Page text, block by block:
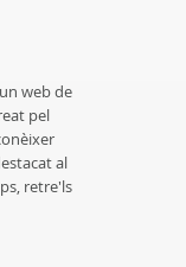
web de
pel
al
retre'ls